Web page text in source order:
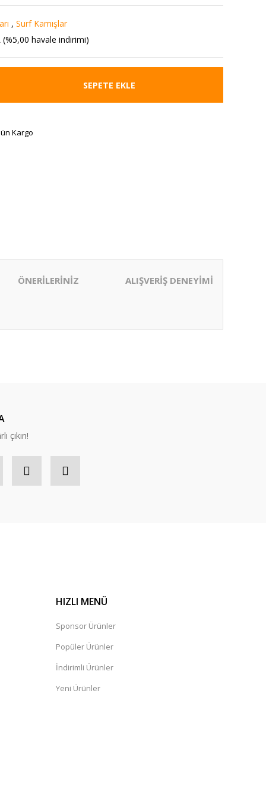
, Surf Kamışlar
(%5,00 havale indirimi)
SEPETE EKLE
Kargo
ÖNERİLERİNİZ ALIŞVERİŞ DENEYİMİ
çıkın!
HIZLI MENÜ
Sponsor Ürünler
Popüler Ürünler
İndirimli Ürünler
Yeni Ürünler